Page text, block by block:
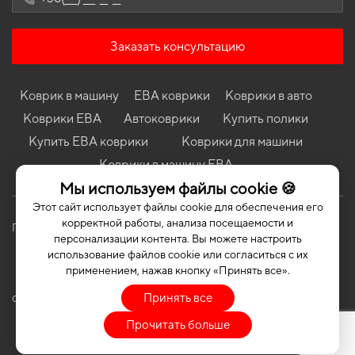
Мы используем файлы cookie 🍪
Этот сайт использует файлы cookie для обеспечения его
корректной работы, анализа посещаемости и
персонализации контента. Вы можете настроить
использование файлов cookie или согласиться с их
применением, нажав кнопку «Принять все».
Принять все
Прочитать больше
Crossover
Коврики в салон Chery Tiggo 8 2018-… I поколение EU Crossover
Коврики в салон Mini Paceman (R61) 2013 - … I поколение EU
Коврики в салон Jeep Grand Cherokee (WK2) 2010-2013 IV
поколение EU Crossover дорест
Коврики в салон SsangYong Tivoli XLV 2016 - … I поколение EU
Crossover
Коврики в салон Toyota 4Runner (N120) 1989 - 1995 II
поколение EU Crossover
Коврики в салон Volkswagen Polo (IV) 2001-2009 IV поколение
EU Hatchback 3-х дверная
Заказать консультацию
Коврик в машину ЕВА коврики
Коврики в авто
Коврики ЕВА
Автоковрики
Купить полики
Купить ЕВА коврики
Коврики для машини
Коврики в машину ЕВА
Политика конфиденциальности Публичная оферта
COPYRIGHT | EVASOTA © 2026 | ALL RIGHTS RESERVED